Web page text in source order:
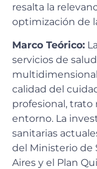
resalta la
optimización de
Marco Teórico:
servicios de
calidad del
profesional,
entorno. La
sanitarias
del Ministerio de
Aires y el Plan